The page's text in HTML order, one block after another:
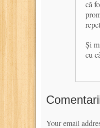
că
Și
cu
Your email